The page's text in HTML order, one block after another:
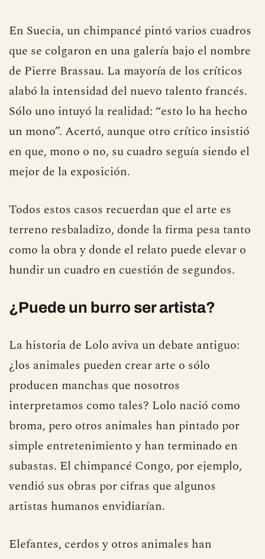
se oyeron en toda Italia.
En Suecia, un chimpancé pintó varios cuadros
que se colgaron en una galería bajo el nombre
de Pierre Brassau. La mayoría de los críticos
alabó la intensidad del nuevo talento francés.
Sólo uno intuyó la realidad: “esto lo ha hecho
un mono”. Acertó, aunque otro crítico insistió
mejor de la exposición.
Todos estos casos recuerdan que el arte es
terreno resbaladizo, donde la firma pesa tanto
hundir un cuadro en cuestión de segundos.
¿Puede un burro ser artista?
La historia de Lolo aviva un debate antiguo:
¿los animales pueden crear arte o sólo
producen manchas que nosotros
interpretamos como tales? Lolo nació como
broma, pero otros animales han pintado por
simple entretenimiento y han terminado en
subastas. El chimpancé Congo, por ejemplo,
artistas humanos envidiarían.